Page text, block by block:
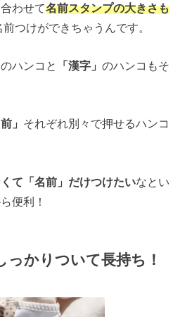
わせて名前スタンプの大きさも
つけができちゃうんです。
のハンコと 「漢字」のハンコもそ
」 それぞれ別々で押せるハンコ
て「名前」だけつけたいなとい
便利！
かりついて長持ち！